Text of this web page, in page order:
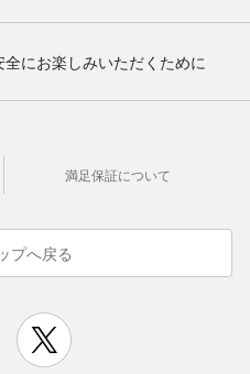
にお楽しみいただくために
満足保証について
プへ戻る